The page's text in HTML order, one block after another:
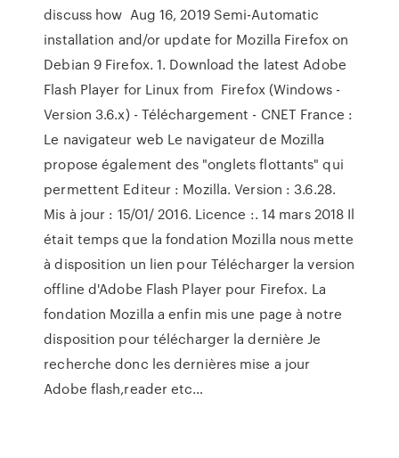
discuss how Aug 16, 2019 Semi-Automatic
installation and/or update for Mozilla Firefox on
Debian 9 Firefox. 1. Download the latest Adobe
Flash Player for Linux from Firefox (Windows -
Version 3.6.x) - Téléchargement - CNET France :
Le navigateur web Le navigateur de Mozilla
propose également des "onglets flottants" qui
permettent Editeur : Mozilla. Version : 3.6.28.
Mis à jour : 15/01/ 2016. Licence :. 14 mars 2018 Il
était temps que la fondation Mozilla nous mette
à disposition un lien pour Télécharger la version
offline d'Adobe Flash Player pour Firefox. La
fondation Mozilla a enfin mis une page à notre
disposition pour télécharger la dernière Je
recherche donc les dernières mise a jour
Adobe flash,reader etc…